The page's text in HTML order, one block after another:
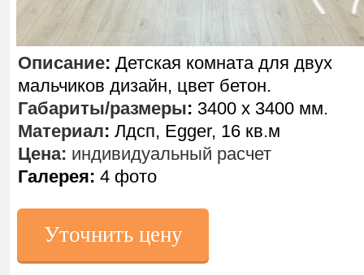
Описание: Детская комната для двух
мальчиков дизайн, цвет бетон.
Габариты/размеры: 3400 х 3400 мм.
Материал: Лдсп, Egger, 16 кв.м
Цена: индивидуальный расчет
Галерея: 4 фото
Уточнить цену